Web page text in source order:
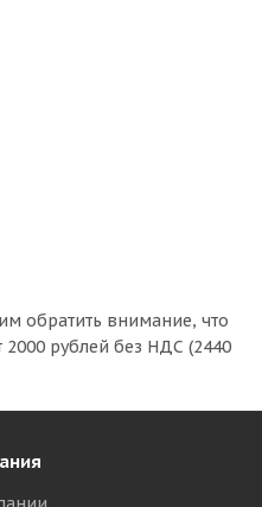
обратить внимание, что
2000 рублей без НДС (2440